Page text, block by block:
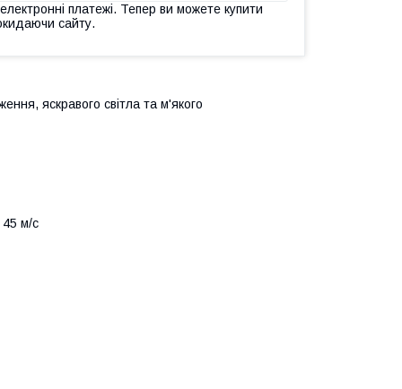
платежі. Тепер ви можете купити
сайту.
яскравого світла та м'якого
45 м/c